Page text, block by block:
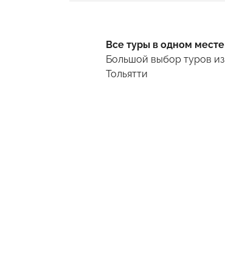
Все туры в одном месте
Большой выбор туров из
Тольятти